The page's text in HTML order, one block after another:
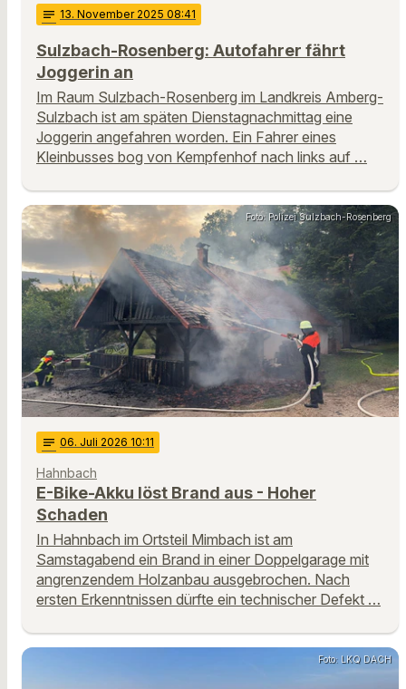
notes 13. November 2025 08:41
Sulzbach-Rosenberg: Autofahrer fährt
Joggerin an
Im Raum Sulzbach-Rosenberg im Landkreis Amberg-
Sulzbach ist am späten Dienstagnachmittag eine
Joggerin angefahren worden. Ein Fahrer eines
Kleinbusses bog von Kempfenhof nach links auf …
Foto: Polizei Sulzbach-Rosenberg
notes 06. Juli 2026 10:11
Hahnbach
E-Bike-Akku löst Brand aus - Hoher
Schaden
In Hahnbach im Ortsteil Mimbach ist am
Samstagabend ein Brand in einer Doppelgarage mit
angrenzendem Holzanbau ausgebrochen. Nach
ersten Erkenntnissen dürfte ein technischer Defekt …
Foto: LKQ DACH